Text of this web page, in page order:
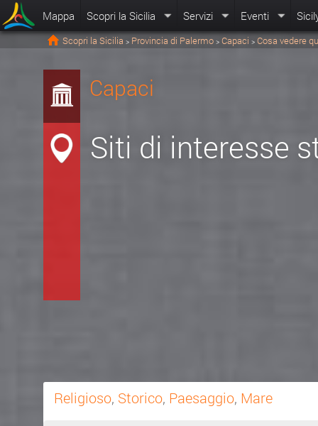
Mappa Scopri la Sicilia Servizi Eventi
Scopri la Sicilia > Provincia di Palermo > Capaci > Cosa vedere
Capaci
Siti di interesse
Religioso, Storico, Paesaggio, Mare